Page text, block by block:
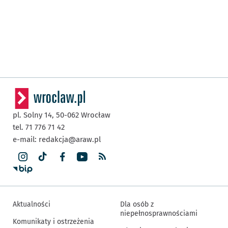
pl. Solny 14, 50-062 Wrocław
tel. 71 776 71 42
e-mail: redakcja@araw.pl
Aktualności
Komunikaty i ostrzeżenia
Dla osób z
niepełnosprawnościami